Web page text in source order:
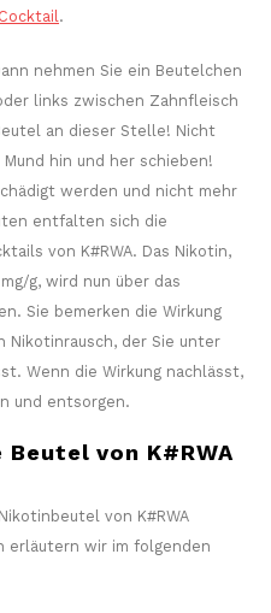
.
nehmen Sie ein Beutelchen
links zwischen Zahnfleisch
an dieser Stelle! Nicht
hin und her schieben!
werden und nicht mehr
entfalten sich die
von K#RWA. Das Nikotin,
g, wird nun über das
Sie bemerken die Wirkung
Nikotinrausch, der Sie unter
Wenn die Wirkung nachlässt,
und entsorgen.
von K#RWA
von K#RWA
erläutern wir im folgenden